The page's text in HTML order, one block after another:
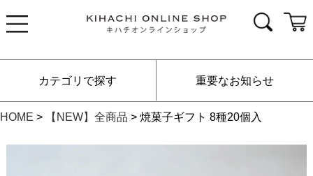
カテゴリで探す 重要なお知らせ
HOME 【NEW】全商品 焼菓子ギフト 8種20個入